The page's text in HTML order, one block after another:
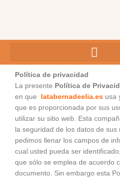
Política de privacidad
La presente Política de
en que
latabernadeelia.es usa
que es proporcionada por sus
utilizar su sitio web. Esta
la seguridad de los datos de sus
pedimos llenar los campos de
cual usted pueda ser
que sólo se emplea de acuerdo
documento. Sin embargo esta